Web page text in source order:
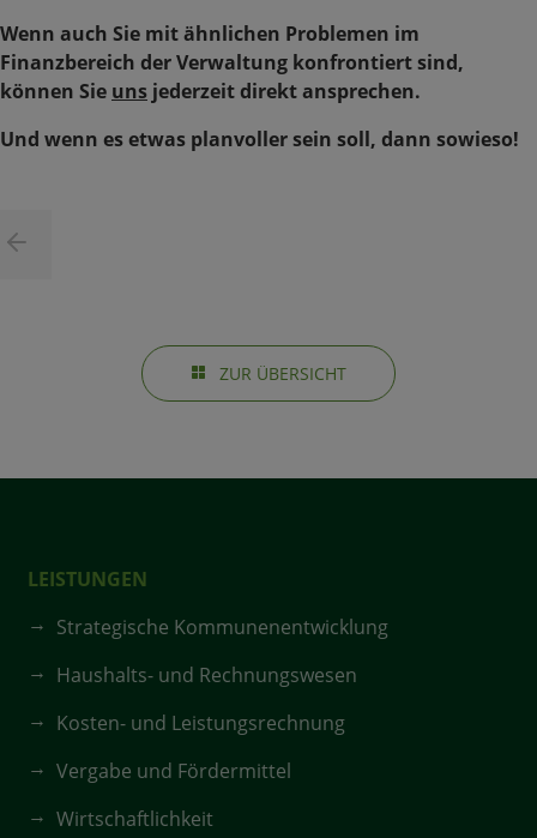
Wenn auch Sie mit ähnlichen Problemen im
Finanzbereich der Verwaltung konfrontiert sind,
können Sie uns jederzeit direkt ansprechen.
Und wenn es etwas planvoller sein soll, dann sowieso!
ZUR ÜBERSICHT
LEISTUNGEN
Strategische Kommunenentwicklung
Haushalts- und Rechnungswesen
Kosten- und Leistungsrechnung
Vergabe und Fördermittel
Wirtschaftlichkeit